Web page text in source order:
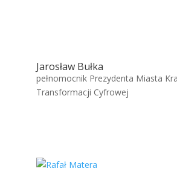
Jarosław Bułka
pełnomocnik Prezydenta Miasta
Transformacji Cyfrowej